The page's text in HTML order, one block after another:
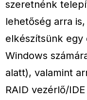
szeretnénk
lehetőség arra
elkészítsünk egy
Windows
alatt), valamint
RAID vezérlő/